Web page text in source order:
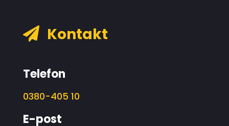
 Kontakt
Telefon
0380-405 10
E-post